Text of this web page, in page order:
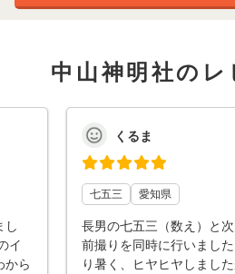
中山神明社のレ
し
イ
から
くるま
七五三 愛知県
長男の七五三（数え）と
前撮りを同時に行いまし
り暑く、ヒヤヒヤしまし